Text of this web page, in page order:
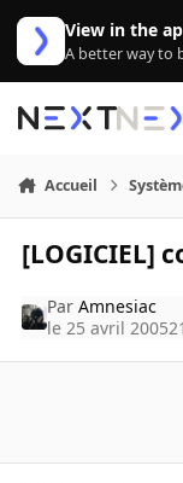
Aller au contenu
View in the
A better way to
Accueil
[LOGICIEL]
ParAmnesiac
le 25 avril 2005